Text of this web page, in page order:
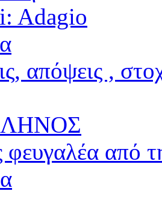
Adagio
απόψεις ,
φευγαλέα από